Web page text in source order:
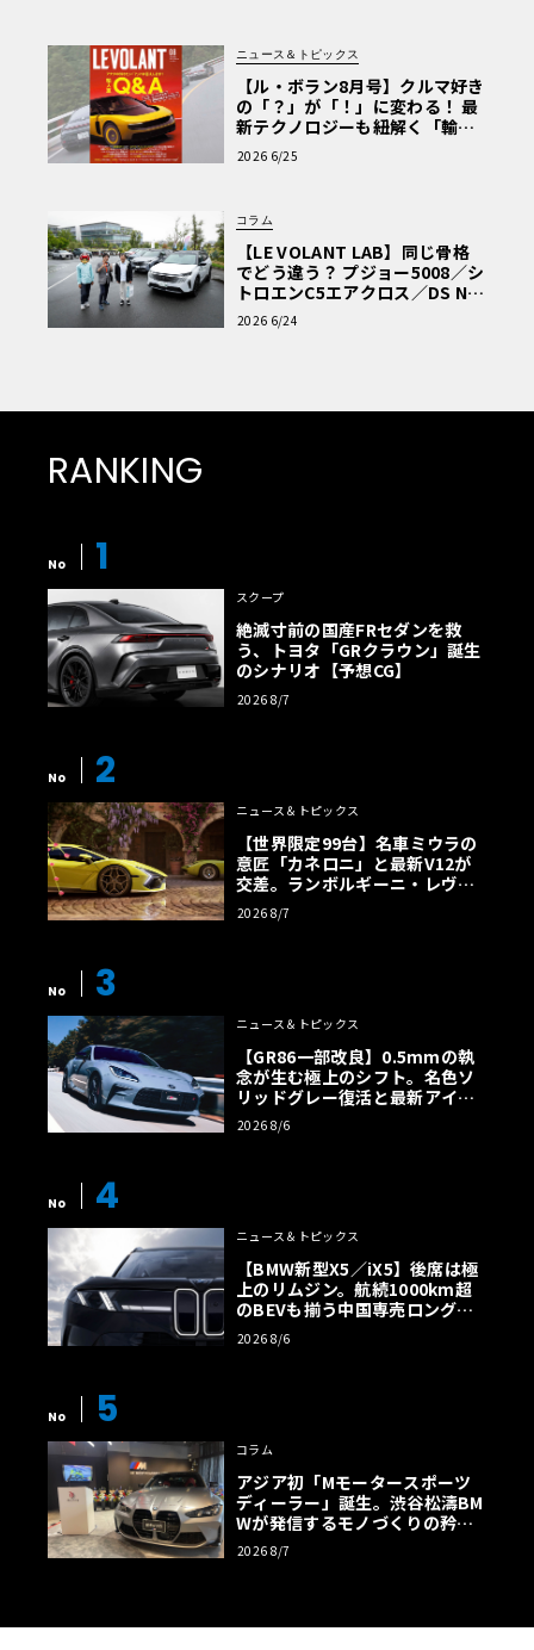
ニュース＆トピックス
【ル・ボラン8月号】クルマ好き
の「？」が「！」に変わる！ 最
新テクノロジーも紐解く「輸入
車Q&A」
2026 6/25
コラム
【LE VOLANT LAB】同じ骨格
でどう違う？ プジョー5008／シ
トロエンC5エアクロス／DS Nº4
読者一気乗りレポート
2026 6/24
RANKING
No 1
スクープ
絶滅寸前の国産FRセダンを救
う、トヨタ「GRクラウン」誕生
のシナリオ【予想CG】
2026 8/7
No 2
ニュース＆トピックス
【世界限定99台】名車ミウラの
意匠「カネロニ」と最新V12が
交差。ランボルギーニ・レヴエ
ルトに60周年記念車が登場
2026 8/7
No 3
ニュース＆トピックス
【GR86一部改良】0.5mmの執
念が生む極上のシフト。名色ソ
リッドグレー復活と最新アイサ
イトでFRの極みへ
2026 8/6
No 4
ニュース＆トピックス
【BMW新型X5／iX5】後席は極
上のリムジン。航続1000km超
のBEVも揃う中国専売ロング仕
様の全貌
2026 8/6
No 5
コラム
アジア初「Mモータースポーツ
ディーラー」誕生。渋谷松濤BM
Wが発信するモノづくりの矜持
【木下隆之コラム】
2026 8/7